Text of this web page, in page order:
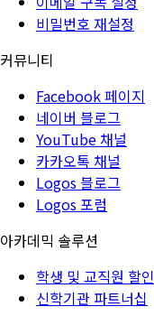
비밀번호 재설정
커뮤니티
Facebook 페이지
네이버 블로그
YouTube 채널
카카오톡 채널
Logos 블로그
Logos 포럼
아카데믹 솔루션
학생 및 교직원 할인
신학기관 파트너십